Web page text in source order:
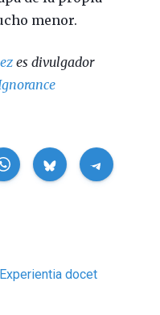
menor.
es divulgador
Experientia docet